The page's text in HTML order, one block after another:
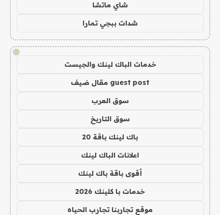
شاي ماتشا
شدات ببجي تمارا
!
خدمات الباك لينك والجيست
guest post مقال ضيف
سوق العرب
سوق التاريخ
باك لينك باقة 20
اعلانات الباك لينك
أقوى باقة باك لينك
خدمات با كلينك 2026
موقع تجاربنا تجارب الحياه